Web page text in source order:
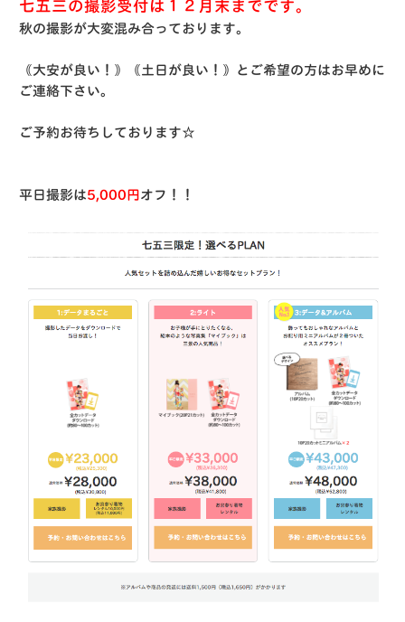
七五三の撮影受付は１２月末までです。
秋の撮影が大変混み合っております。
｟大安が良い！｠｟土日が良い！｠とご希望の方はお早めに
ご連絡下さい。
ご予約お待ちしております☆
平日撮影は5,000円 オフ！！